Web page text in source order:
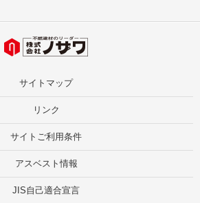
サイトマップ
リンク
サイトご利用条件
アスベスト情報
JIS自己適合宣言